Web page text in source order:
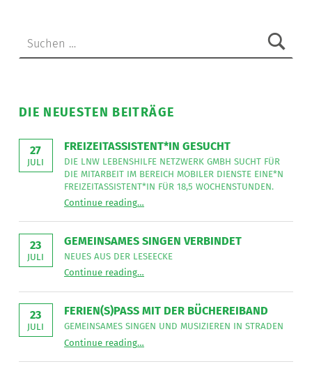
DIE NEUESTEN BEITRÄGE
27
JULI
FREIZEITASSISTENT*IN GESUCHT
DIE LNW LEBENSHILFE NETZWERK GMBH SUCHT FÜR
DIE MITARBEIT IM BEREICH MOBILER DIENSTE EINE*N
FREIZEITASSISTENT*IN FÜR 18,5 WOCHENSTUNDEN.
Continue readingDie
Lebenshilfe
GmbH
für
die
im
Mobiler
eine*n
Freizeitassistent*in
für
…
23
JULI
GEMEINSAMES SINGEN VERBINDET
NEUES AUS DER LESEECKE
Continue readingNeues
der
”
…
23
JULI
FERIEN(S)PASS MIT DER BÜCHEREIBAND
GEMEINSAMES SINGEN UND MUSIZIEREN IN STRADEN
Continue readingGemeinsames
und
…